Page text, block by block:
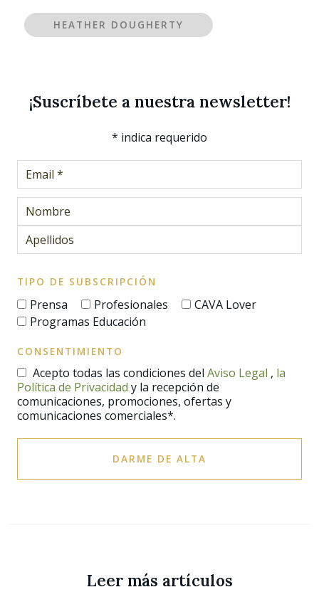
HEATHER DOUGHERTY
¡Suscríbete a nuestra newsletter!
* indica requerido
TIPO DE SUBSCRIPCIÓN
Prensa Profesionales
CAVA Lover
Programas Educación
CONSENTIMIENTO
Acepto todas las condiciones del Aviso Legal , la
Política de Privacidad y la recepción de
comunicaciones, promociones, ofertas y
comunicaciones comerciales*.
DARME DE ALTA
Leer más artículos